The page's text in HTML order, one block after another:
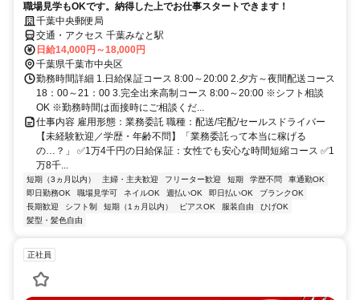
職場見学もOKです。納得した上でお仕事スタートできます！
千葉中央郵便局
交通・アクセス 千葉みなと駅
日給14,000円～18,000円
千葉県千葉市中央区
勤務時間詳細 1.日給保証コース 8:00～20:00 2.夕方～夜間配送コース
18：00～21：00 3.完全出来高制コース 8:00～20:00 ※シフト相談
OK ※勤務時間は面接時にご相談くだ...
仕事内容 雇用形態：業務委託 職種：配送/宅配/セールスドライバー
【未経験歓迎／学歴・年齢不問】「業務委託って本当に稼げる
の…？」 ✅1万4千円の日給保証：女性でも安心な時間短縮コース ✅1
万8千...
短期（3ヵ月以内） 主婦・主夫歓迎 フリーター歓迎 短期 学歴不問
車通勤OK
即日勤務OK
職場見学可 ネイルOK 週払いOK 即日払いOK
ブランクOK
長期歓迎
シフト制 短期（1ヵ月以内） ピアスOK 服装自由
ひげOK
髪型・髪色自由
正社員